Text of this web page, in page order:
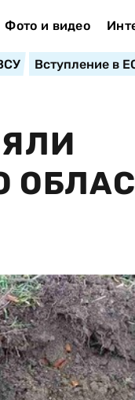
Фото и видео
Вступление в